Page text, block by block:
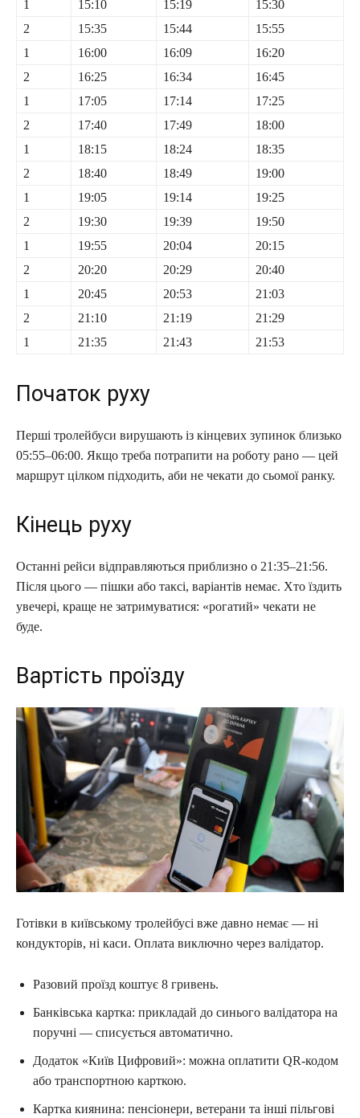
1 15:10 15:19
15:30
2
15:35 15:44
15:55
1
16:00 16:09
16:20
2
16:25 16:34
16:45
1
17:05 17:14
17:25
2
17:40 17:49
18:00
1
18:15 18:24
18:35
2
18:40 18:49
19:00
1
19:05 19:14
19:25
2
19:30 19:39
19:50
1
19:55 20:04
20:15
2
20:20 20:29
20:40
1
20:45 20:53
21:03
2
21:10 21:19
21:29
1
21:35 21:43 21:53
Початок руху
Перші тролейбуси вирушають із кінцевих зупинок близько
05:55–06:00. Якщо треба потрапити на роботу рано — цей
маршрут цілком підходить, аби не чекати до сьомої ранку.
Кінець руху
Останні рейси відправляються приблизно о 21:35–21:56.
Після цього — пішки або таксі, варіантів немає. Хто їздить
увечері, краще не затримуватися: «рогатий» чекати не
буде.
Вартість проїзду
Готівки в київському тролейбусі вже давно немає — ні
кондукторів, ні каси. Оплата виключно через валідатор.
Разовий проїзд коштує 8 гривень.
Банківська картка: прикладай до синього валідатора на
поручні — списується автоматично.
Додаток «Київ Цифровий»: можна оплатити QR-кодом
або транспортною карткою.
Картка киянина: пенсіонери, ветерани та інші пільгові